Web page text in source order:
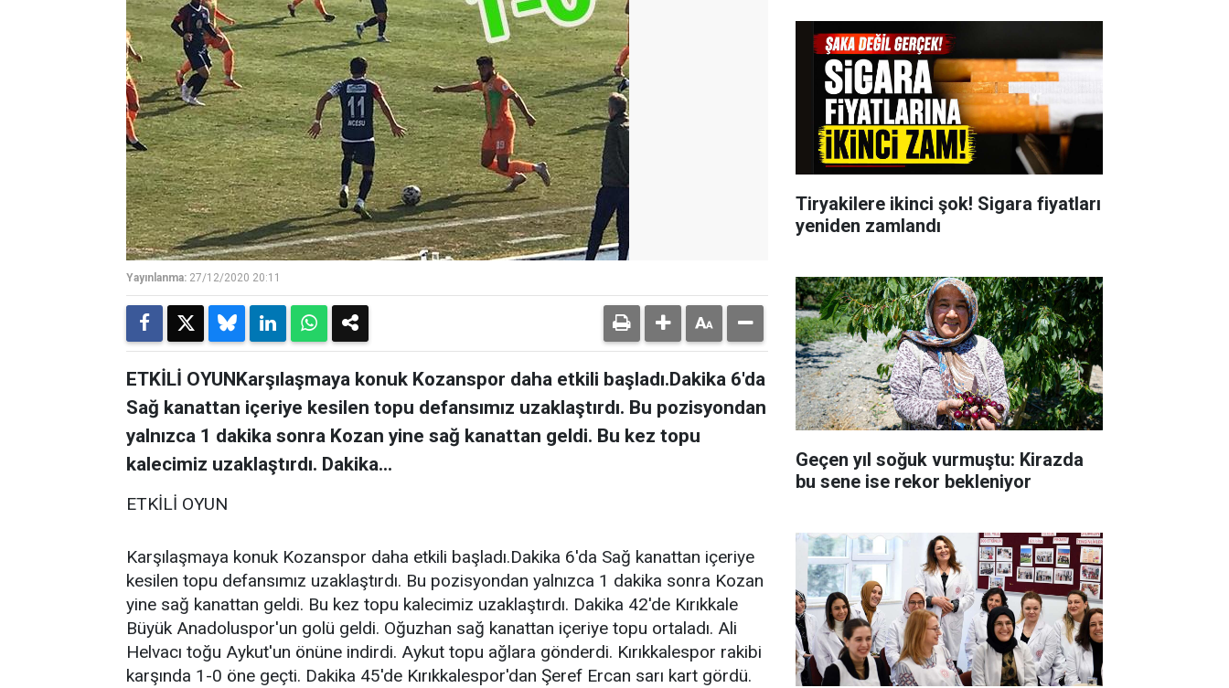
Yayınlanma: 27/12/2020 20:11
ETKİLİ OYUNKarşılaşmaya konuk Kozanspor daha etkili başladı.Dakika 6'da
Sağ kanattan içeriye kesilen topu defansımız uzaklaştırdı. Bu pozisyondan
yalnızca 1 dakika sonra Kozan yine sağ kanattan geldi. Bu kez topu
kalecimiz uzaklaştırdı. Dakika...
ETKİLİ OYUN
Karşılaşmaya konuk Kozanspor daha etkili başladı.Dakika 6'da Sağ kanattan içeriye
kesilen topu defansımız uzaklaştırdı. Bu pozisyondan yalnızca 1 dakika sonra Kozan
yine sağ kanattan geldi. Bu kez topu kalecimiz uzaklaştırdı. Dakika 42'de Kırıkkale
Büyük Anadoluspor'un golü geldi. Oğuzhan sağ kanattan içeriye topu ortaladı. Ali
Helvacı toğu Aykut'un önüne indirdi. Aykut topu ağlara gönderdi. Kırıkkalespor rakibi
karşında 1-0 öne geçti. Dakika 45'de Kırıkkalespor'dan Şeref Ercan sarı kart gördü.
Tiryakilere ikinci şok! Sigara fiyatları
yeniden zamlandı
Geçen yıl soğuk vurmuştu: Kirazda
bu sene ise rekor bekleniyor